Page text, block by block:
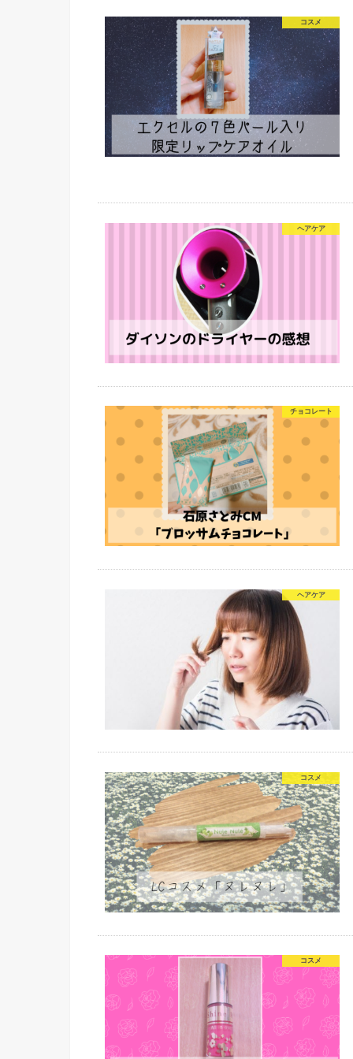
コスメ
ヘアケア
チョコレート
ヘアケア
コスメ
コスメ